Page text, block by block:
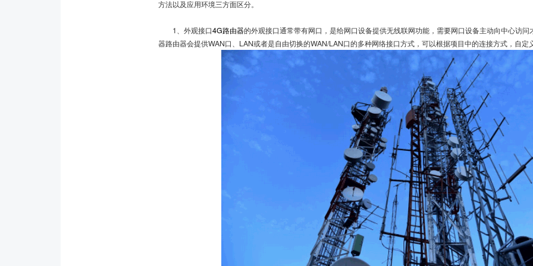
方法以及应用环境三方面区分。
1、外观接口4G路由器的外观接口通常带有网口，是给网口设备提供无线联网功能，需要网口设备主动向中心访
器路由器会提供WAN口、LAN或者是自由切换的WAN/LAN口的多种网络接口方式，可以根据项目中的连接方式，自定